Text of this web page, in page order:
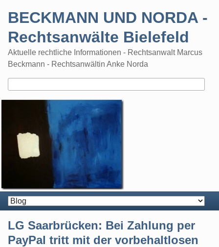
BECKMANN UND NORDA -
Rechtsanwälte Bielefeld
Aktuelle rechtliche Informationen - Rechtsanwalt Marcus
Beckmann - Rechtsanwältin Anke Norda
LG Saarbrücken: Bei Zahlung per
PayPal tritt mit der vorbehaltlosen